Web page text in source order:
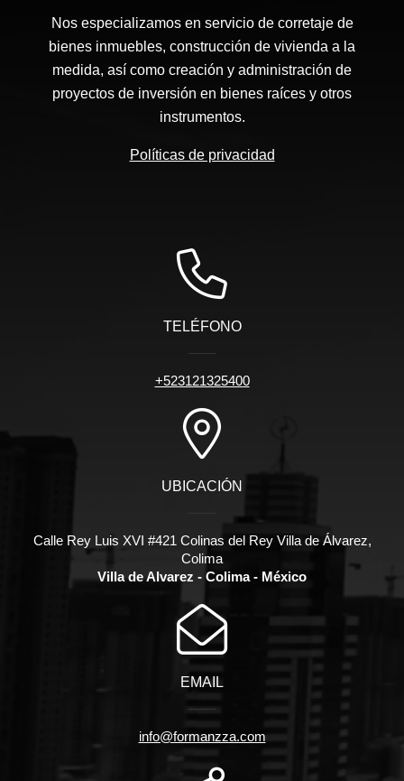
Nos especializamos en servicio de corretaje de
bienes inmuebles, construcción de vivienda a la
medida, así como creación y administración de
proyectos de inversión en bienes raíces y otros
instrumentos.
Políticas de privacidad
TELÉFONO
+523121325400
UBICACIÓN
Calle Rey Luis XVI #421 Colinas del Rey Villa de Álvarez,
Colima
Villa de Alvarez - Colima - México
EMAIL
info@formanzza.com